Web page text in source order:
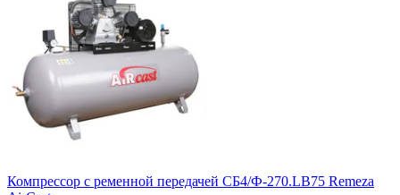
Компрессор с ременной передачей СБ4/Ф-270.LB75 Remeza